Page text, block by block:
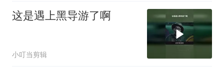
这是遇上黑导游了啊
小叮当剪辑